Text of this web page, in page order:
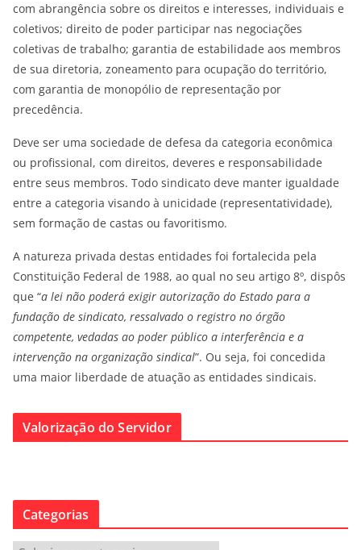
com abrangência sobre os direitos e interesses, individuais e
coletivos; direito de poder participar nas negociações
coletivas de trabalho; garantia de estabilidade aos membros
de sua diretoria, zoneamento para ocupação do território,
com garantia de monopólio de representação por
precedência.
Deve ser uma sociedade de defesa da categoria econômica
ou profissional, com direitos, deveres e responsabilidade
entre seus membros. Todo sindicato deve manter igualdade
entre a categoria visando à unicidade (representatividade),
sem formação de castas ou favoritismo.
A natureza privada destas entidades foi fortalecida pela
Constituição Federal de 1988, ao qual no seu artigo 8º, dispôs
que “a lei não poderá exigir autorização do Estado para a
fundação de sindicato, ressalvado o registro no órgão
competente, vedadas ao poder público a interferência e a
intervenção na organização sindical”. Ou seja, foi concedida
uma maior liberdade de atuação as entidades sindicais.
Valorização do Servidor
Categorias